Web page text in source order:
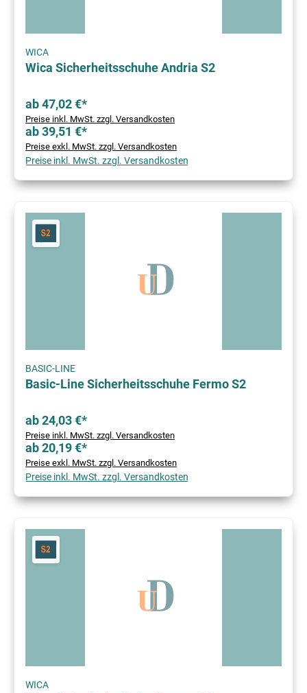
WICA
Wica Sicherheitsschuhe Andria S2
ab 47,02 €*
Preise inkl. MwSt. zzgl. Versandkosten
ab 39,51 €*
Preise exkl. MwSt. zzgl. Versandkosten
Preise inkl. MwSt. zzgl. Versandkosten
BASIC-LINE
Basic-Line Sicherheitsschuhe Fermo S2
ab 24,03 €*
Preise inkl. MwSt. zzgl. Versandkosten
ab 20,19 €*
Preise exkl. MwSt. zzgl. Versandkosten
Preise inkl. MwSt. zzgl. Versandkosten
WICA